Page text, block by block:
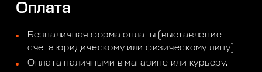
Оплата
Безналичная форма оплаты (выставление
счета юридическому или физическому лицу)
Оплата наличными в магазине или курьеру.